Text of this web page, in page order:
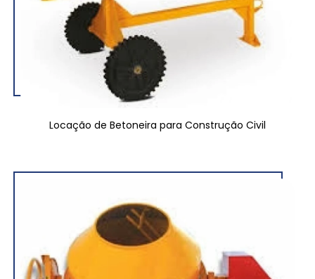
Locação de Betoneira para Construção Civil